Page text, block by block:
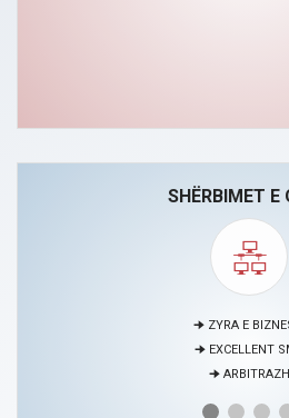
SHËRBIMET E
🠊 MEDIACION
🠊 PROJEKTE
🠊 QENDRA PËR EDUKIM DHE ZHVILLIM